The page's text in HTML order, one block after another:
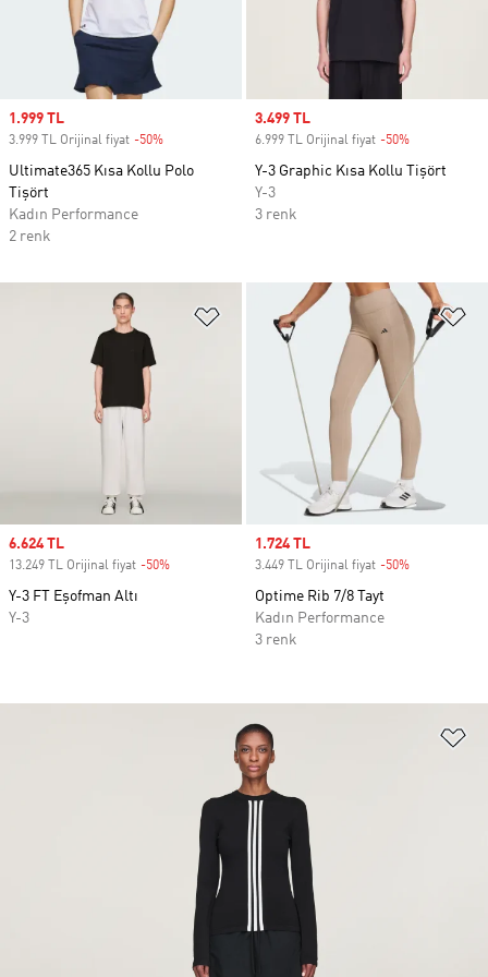
Sale price
1.999 TL
3.999 TL Orijinal fiyat -50%
Ultimate365 Kısa Kollu Polo
Tişört
Kadın Performance
2 renk
Sale price
3.499 TL
6.999 TL Orijinal fiyat -50%
Y-3 Graphic Kısa Kollu Tişört
Y-3
3 renk
Favori Listesine Ekle
Sale price
6.624 TL
13.249 TL Orijinal fiyat -50%
Y-3 FT Eşofman Altı
Y-3
Sale price
1.724 TL
3.449 TL Orijinal fiyat -50%
Optime Rib 7/8 Tayt
Kadın Performance
3 renk